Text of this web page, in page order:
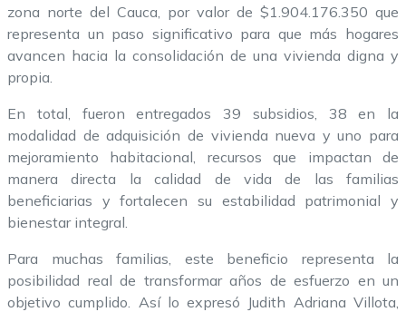
zona norte del Cauca, por valor de $1.904.176.350 que
representa un paso significativo para que más hogares
avancen hacia la consolidación de una vivienda digna y
propia.
En total, fueron entregados 39 subsidios, 38 en la
modalidad de adquisición de vivienda nueva y uno para
mejoramiento habitacional, recursos que impactan de
manera directa la calidad de vida de las familias
beneficiarias y fortalecen su estabilidad patrimonial y
bienestar integral.
Para muchas familias, este beneficio representa la
posibilidad real de transformar años de esfuerzo en un
objetivo cumplido. Así lo expresó Judith Adriana Villota,